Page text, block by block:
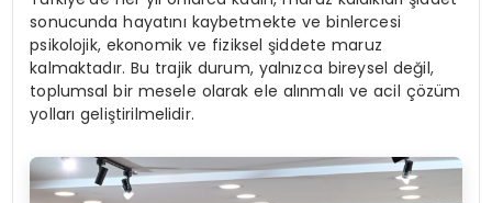
sonucunda hayatını kaybetmekte ve binlercesi
psikolojik, ekonomik ve fiziksel şiddete maruz
kalmaktadır. Bu trajik durum, yalnızca bireysel değil,
toplumsal bir mesele olarak ele alınmalı ve acil çözüm
yolları geliştirilmelidir.